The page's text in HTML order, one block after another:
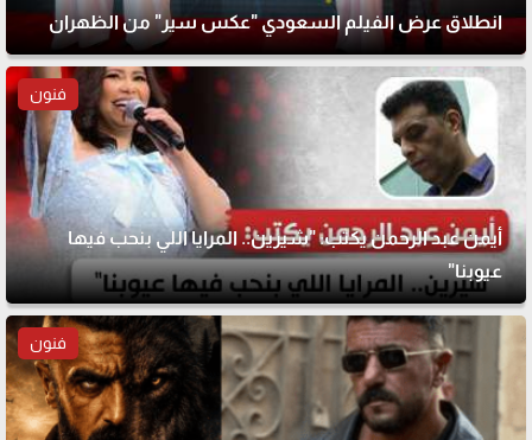
انطلاق عرض الفيلم السعودي "عكس سير" من الظهران
فنون
أيمن عبد الرحمن يكتب: "شيرين.. المرايا اللي بنحب فيها
عيوبنا"
فنون